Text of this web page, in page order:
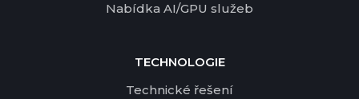
Nabídka AI/GPU služeb
TECHNOLOGIE
Technické řešení